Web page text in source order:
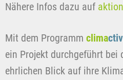
Nähere Infos dazu auf
Mit dem Programm clima
ein Projekt durchgeführt bei
ehrlichen Blick auf ihre